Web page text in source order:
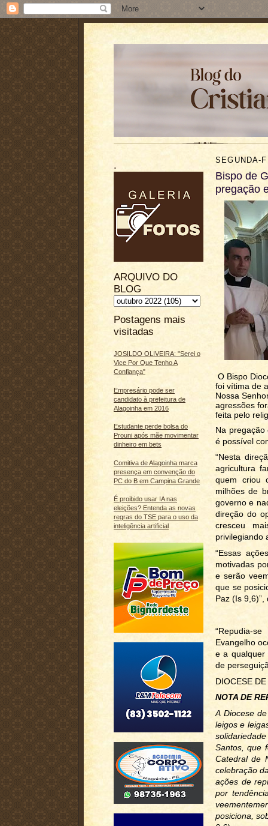
.
ARQUIVO DO
BLOG
Postagens mais
visitadas
JOSILDO OLIVEIRA: "Serei o
Vice Por Que Tenho A
Confiança"
Empresário pode ser
candidato à prefeitura de
Alagoinha em 2016
Estudante perde bolsa do
Prouni após mãe movimentar
dinheiro em bets
Comitiva de Alagoinha marca
presença em convenção do
PC do B em Campina Grande
É proibido usar IA nas
eleições? Entenda as novas
regras do TSE para o uso da
inteligência artificial
SEGUNDA-
Bispo de
pregação
O Bispo
foi vítima de
Nossa
agressões
feita pelo
Na
é possível
“Nesta
agricultura
quem criou
milhões de
governo e
direção do
cresceu
privilegiando
“Essas
motivadas
e serão
que se
Paz (Is
“Repudia-
Evangelho
e a qualquer
de
DIOCESE
NOTA DE
A Diocese
leigos e
Santos, que
Catedral de
celebração
ações de
por
posiciona,